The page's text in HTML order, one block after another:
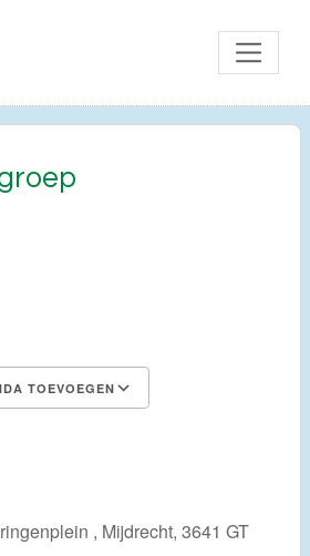
TOEVOEGEN
, Mijdrecht, 3641 GT